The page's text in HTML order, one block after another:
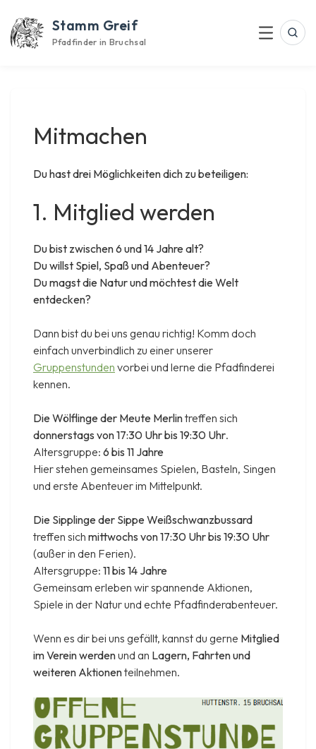
content
Stamm Greif
Pfadfinder in Bruchsal Menu
Mitmachen
Du hast drei Möglichkeiten dich zu beteiligen:
1. Mitglied werden
Du bist zwischen 6 und 14 Jahre alt?
Du willst Spiel, Spaß und Abenteuer?
Du magst die Natur und möchtest die Welt
entdecken?
Dann bist du bei uns genau richtig! Komm doch
einfach unverbindlich zu einer unserer
Gruppenstunden vorbei und lerne die Pfadfinderei
kennen.
Die Wölflinge der Meute Merlintreffen sich
donnerstags von 17:30 Uhr bis 19:30 Uhr.
Altersgruppe: 6 bis 11 Jahre
Hier stehen gemeinsames Spielen, Basteln, Singen
und erste Abenteuer im Mittelpunkt.
Die Sipplinge der Sippe Weißschwanzbussard
treffen sich mittwochs von 17:30 Uhr bis 19:30 Uhr
(außer in den Ferien).
Altersgruppe: 11 bis 14 Jahre
Gemeinsam erleben wir spannende Aktionen,
Spiele in der Natur und echte Pfadfinderabenteuer.
Wenn es dir bei uns gefällt, kannst du gerne Mitglied
im Verein werdenund an Lagern, Fahrten und
weiteren Aktionenteilnehmen.